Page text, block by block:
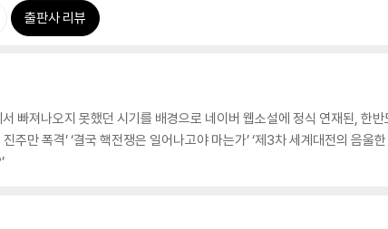
출판사 리뷰
빠져나오지 못했던 시기를 배경으로 네이버 웹소설에 정식 연재된, 한
만 폭격’ ‘결국 핵전쟁은 일어나고야 마는가’ ‘제3차 세계대전의 음울